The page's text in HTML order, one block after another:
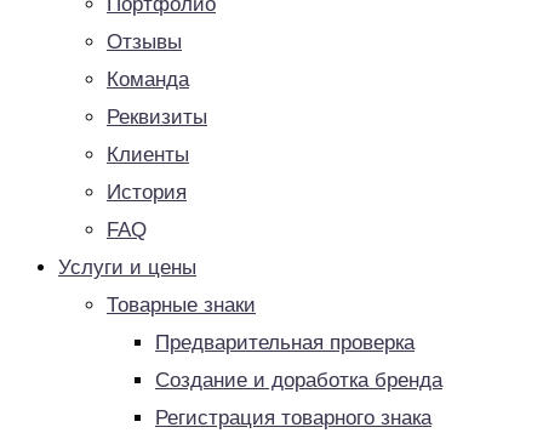
Отзывы
Команда
Реквизиты
Клиенты
История
FAQ
Услуги и цены
Товарные знаки
Предварительная проверка
Создание и доработка бренда
Регистрация товарного знака